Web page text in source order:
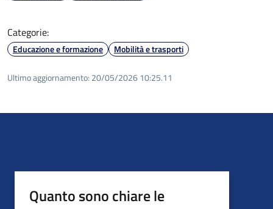
Categorie:
Educazione e formazione Mobilità e trasporti
Ultimo aggiornamento: 20/05/2026 10:25.11
Quanto sono chiare le